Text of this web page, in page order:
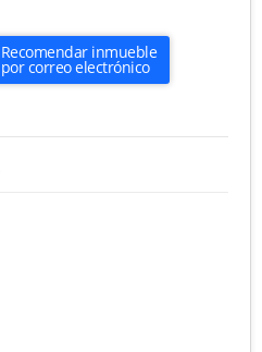
Recomendar inmueble
por correo electrónico